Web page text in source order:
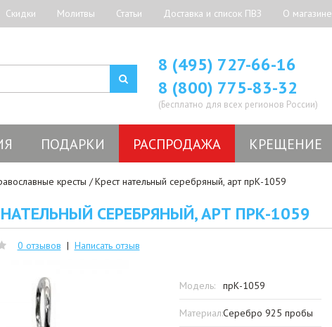
Скидки Молитвы Статьи Доставка и список ПВЗ О магазине
8 (495) 727-66-16
8 (800) 775-83-32
(Бесплатно для всех регионов России)
ПОДАРКИ РАСПРОДАЖА КРЕЩЕНИЕ
кресты Крест нательный серебряный, арт прК-1059
СЕРЕБРЯНЫЙ, АРТ ПРК-1059
0 отзывов | Написать отзыв
Модель: прК-1059
Материал:Серебро 925 пробы